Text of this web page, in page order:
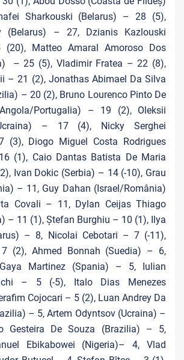
Sharkouski (Belarus) – 28 (5),
(Belarus) – 27, Dzianis Kazlouski
(20), Matteo Amaral Amoroso Dos
– 25 (5), Vladimir Fratea – 22 (8),
– 21 (2), Jonathas Abimael Da Silva
– 20 (2), Bruno Lourenco Pinto De
Portugalia) – 19 (2), Oleksii
– 17 (4), Nicky Serghei
(3), Diogo Miguel Costa Rodrigues
(1), Caio Dantas Batista De Maria
Ivan Dokic (Serbia) – 14 (-10), Grau
– 11, Guy Dahan (Israel/România)
Covali – 11, Dylan Ceijas Thiago
– 11 (1), Ștefan Burghiu – 10 (1), Ilya
– 8, Nicolai Cebotari – 7 (-11),
(2), Ahmed Bonnah (Suedia) – 6,
Martinez (Spania) – 5, Iulian
– 5 (-5), Italo Dias Menezes
Cojocari – 5 (2), Luan Andrey Da
– 5, Artem Odyntsov (Ucraina) –
Gesteira De Souza (Brazilia) – 5,
Ebikabowei (Nigeria)– 4, Vlad